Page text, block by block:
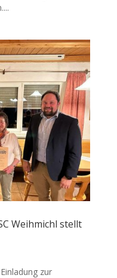
Weihmichl stellt
zur